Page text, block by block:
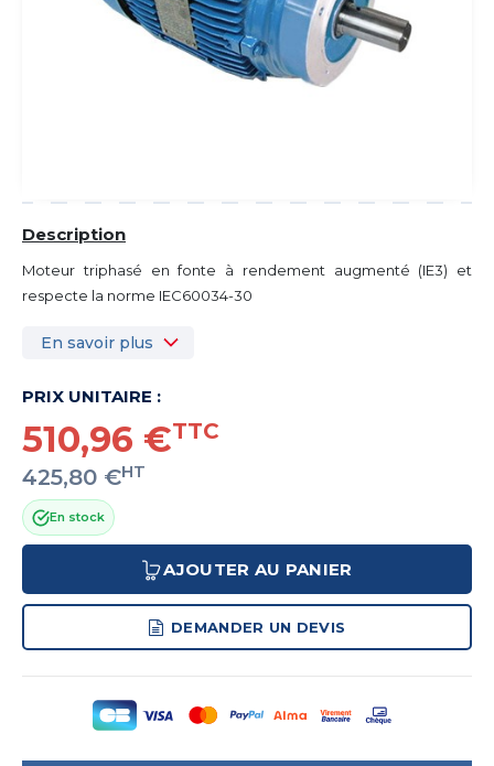
Description
Moteur triphasé en fonte à rendement augmenté (IE3) et
respecte la norme IEC60034-30
En savoir plus
PRIX UNITAIRE :
510,96 €TTC
425,80 €HT
En stock
AJOUTER AU PANIER
DEMANDER UN DEVIS